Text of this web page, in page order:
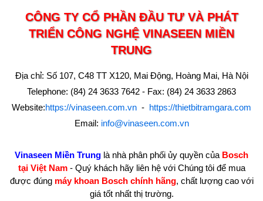
CÔNG TY CỔ PHẦN ĐẦU TƯ VÀ PHÁT
TRIỂN CÔNG NGHỆ VINASEEN MIỀN
TRUNG
Địa chỉ: Số 107, C48 TT X120, Mai Động, Hoàng Mai, Hà Nội
Telephone: (84) 24 3633 7642 - Fax: (84) 24 3633 2863
Website:https://vinaseen.com.vn - https://thietbitramgara.com
Email: info@vinaseen.com.vn
Vinaseen Miền Trung là nhà phân phối ủy quyền của Bosch
tại Việt Nam- Quý khách hãy liên hệ với Chúng tôi để mua
được đúng máy khoan Bosch chính hãng, chất lượng cao với
giá tốt nhất thị trường.